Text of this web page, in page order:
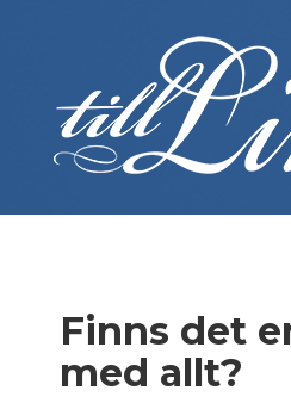
Finns det
med allt?